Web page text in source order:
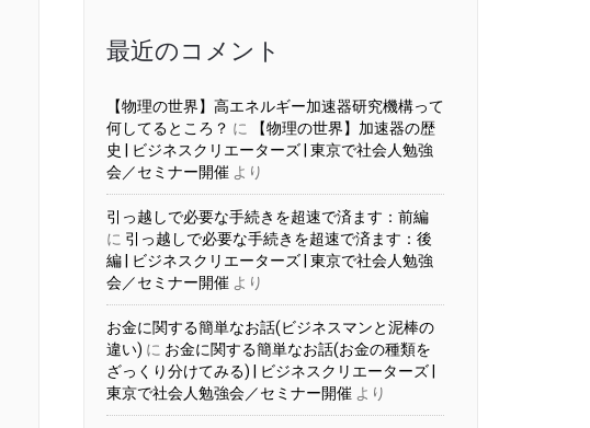
最近のコメント
【物理の世界】高エネルギー加速器研究機構って
何してるところ？ に
【物理の世界】加速器の歴
史 | ビジネスクリエーターズ | 東京で社会人勉強
会／セミナー開催 より
引っ越しで必要な手続きを超速で済ます：前編
に 引っ越しで必要な手続きを超速で済ます：後
編 | ビジネスクリエーターズ | 東京で社会人勉強
会／セミナー開催 より
お金に関する簡単なお話(ビジネスマンと泥棒の
違い) に お金に関する簡単なお話(お金の種類を
ざっくり分けてみる) | ビジネスクリエーターズ |
東京で社会人勉強会／セミナー開催 より